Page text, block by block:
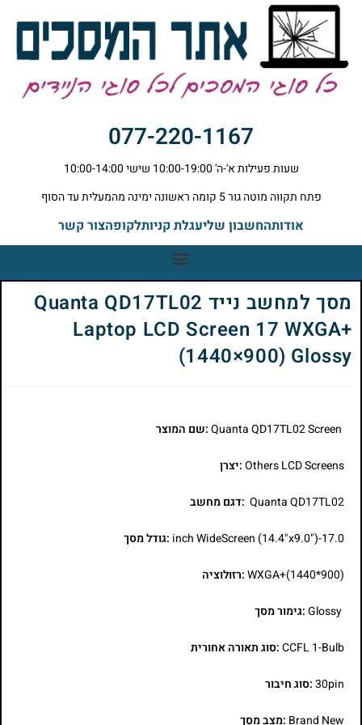
077-220-1167
שעות פעילות א'-ה' 10:00-19:00 שישי 10:00-14:00
פתח תקווה מוטה גור 5 קומה ראשונה ימינה מהמעלית עד הסוף
אודותהחשבון שליעגלת קניותלקופהצור קשר
מסך למחשב נייד Quanta QD17TL02
Laptop LCD Screen 17 WXGA+
(1440×900) Glossy
:שם המוצר
Others LCD Screens:יצרן
Quanta QD17TL02 :דגם מחשב
17.0-inch WideScreen (14.4"x9.0") :גודל מסך
WXGA+(1440*900):רזולוציה
Glossy:גימור מסך
CCFL 1-Bulb:סוג תאורה אחורית
30pin:סוג חיבור
Brand New :מצב מסך